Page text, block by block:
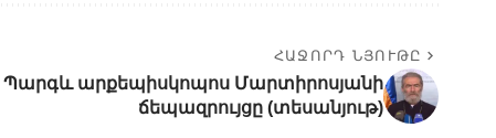
ՀԱՋՈՐԴ ՆՅՈՒԹԸ
արքեպիսկոպոս Մարտիրոսյանի
ճեպազրույցը (տեսանյութ)